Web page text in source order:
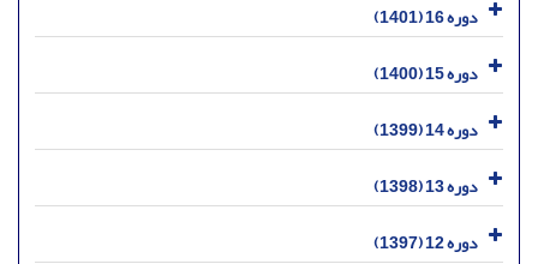
دوره 16 (1401)
دوره 15 (1400)
دوره 14 (1399)
دوره 13 (1398)
دوره 12 (1397)